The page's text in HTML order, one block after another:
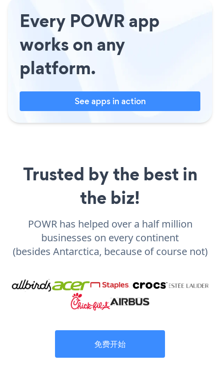
Every POWR app
works on any
platform.
See apps in action
Trusted by the best in
the biz!
POWR has helped over a half million
businesses on every continent
(besides Antarctica, because of course not)
免费开始